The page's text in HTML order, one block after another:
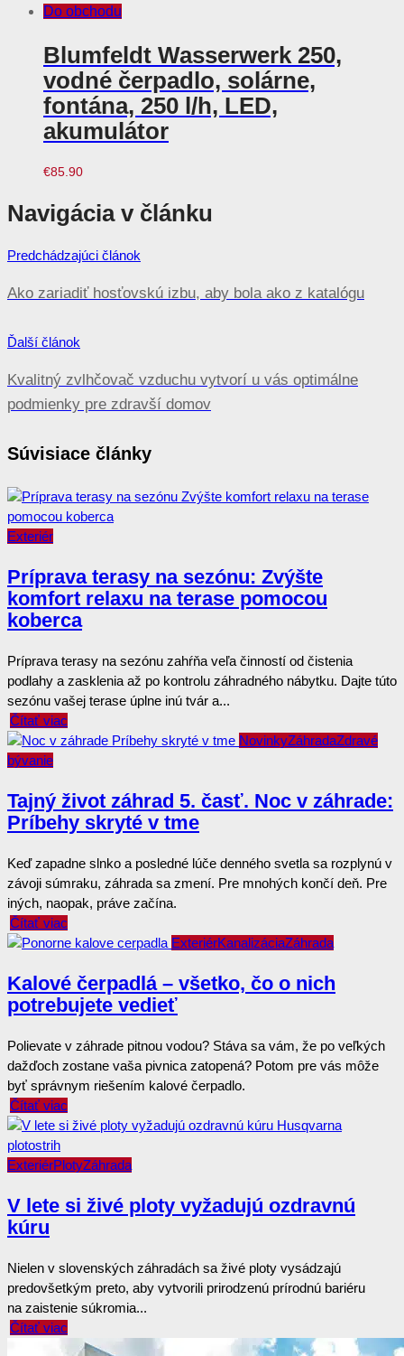
Do obchodu
Blumfeldt Wasserwerk 250,
vodné čerpadlo, solárne,
fontána, 250 l/h, LED,
akumulátor
€85.90
Navigácia v článku
Predchádzajúci článok
Ako zariadiť hosťovskú izbu, aby bola ako z katalógu
Ďalší článok
Kvalitný zvlhčovač vzduchu vytvorí u vás optimálne
podmienky pre zdravší domov
Súvisiace články
Exteriér
Príprava terasy na sezónu: Zvýšte
komfort relaxu na terase pomocou
koberca
Príprava terasy na sezónu zahŕňa veľa činností od čistenia
podlahy a zasklenia až po kontrolu záhradného nábytku. Dajte túto
sezónu vašej terase úplne inú tvár a...
Čítať viac
NovinkyZáhradaZdravé
bývanie
Tajný život záhrad 5. časť. Noc v záhrade:
Príbehy skryté v tme
Keď zapadne slnko a posledné lúče denného svetla sa rozplynú v
závoji súmraku, záhrada sa zmení. Pre mnohých končí deň. Pre
iných, naopak, práve začína.
Čítať viac
ExteriérKanalizáciaZáhrada
Kalové čerpadlá – všetko, čo o nich
potrebujete vedieť
Polievate v záhrade pitnou vodou? Stáva sa vám, že po veľkých
dažďoch zostane vaša pivnica zatopená? Potom pre vás môže
byť správnym riešením kalové čerpadlo.
Čítať viac
ExteriérPlotyZáhrada
V lete si živé ploty vyžadujú ozdravnú
kúru
Nielen v slovenských záhradách sa živé ploty vysádzajú
predovšetkým preto, aby vytvorili prirodzenú prírodnú bariéru
na zaistenie súkromia...
Čítať viac